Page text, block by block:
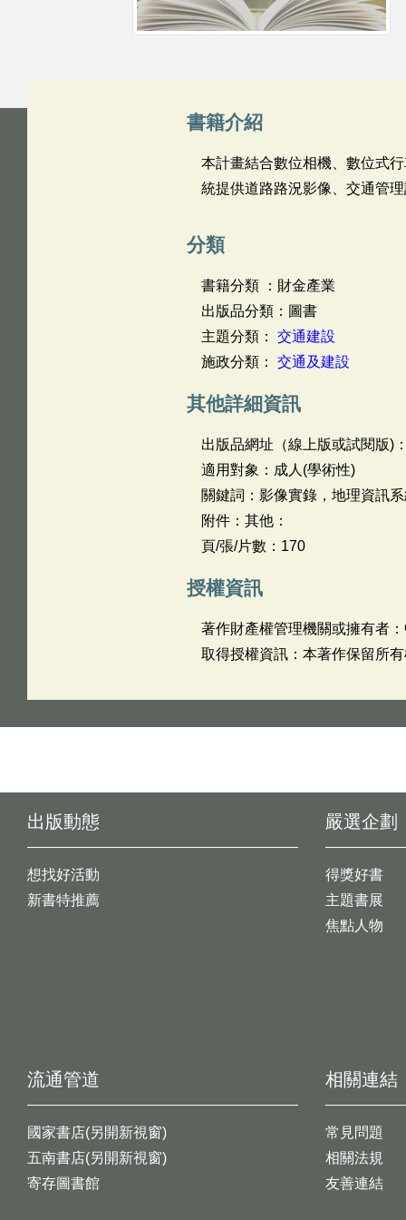
書籍介紹
本計畫結合數位相機、數位式
統提供道路路況影像、交通管
分類
書籍分類 ：財金產業
出版品分類：圖書
主題分類： 交通建設
施政分類： 交通及建設
其他詳細資訊
出版品網址（線上版或試閱版)
適用對象：成人(學術性)
關鍵詞：影像實錄，地理資訊
附件：其他：
頁/張/片數：170
授權資訊
著作財產權管理機關或擁有者
取得授權資訊：本著作保留所
出版動態
想找好活動
新書特推薦
嚴選企劃
得獎好書
主題書展
焦點人物
流通管道
國家書店(另開新視窗)
五南書店(另開新視窗)
寄存圖書館
相關連結
常見問題
相關法規
友善連結